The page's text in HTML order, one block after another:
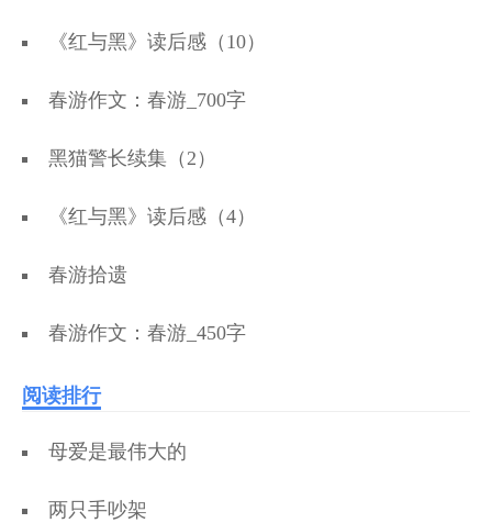
《红与黑》读后感（10）
春游作文：春游_700字
黑猫警长续集（2）
《红与黑》读后感（4）
春游拾遗
春游作文：春游_450字
阅读排行
母爱是最伟大的
两只手吵架